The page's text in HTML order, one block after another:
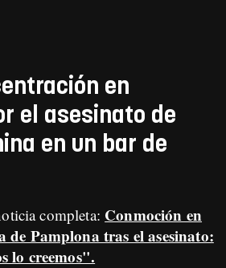
en
el asesinato de
en un bar de
completa: Conmoción en
Pamplona tras el asesinato:
lo creemos".